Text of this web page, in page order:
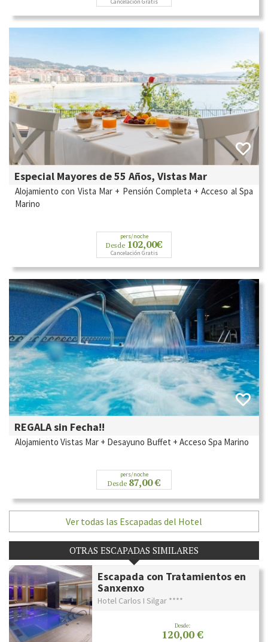
Especial Mayores de 55 Años, Vistas Mar
Alojamiento con Vista Mar + Pensión Completa + Acceso al Spa
Marino
pers/noche
Desde 102,00€
Cancelación Gratis
REGALA sin Fecha!!
Alojamiento Vistas Mar + Desayuno Buffet + Acceso Spa Marino
pers/noche
Desde 87,00 €
Ver todas las Escapadas del Hotel
OTRAS ESCAPADAS SIMILARES
Escapada con Tratamientos en
Sanxenxo
Hotel Carlos I Silgar ****
Desde:
120,00 €